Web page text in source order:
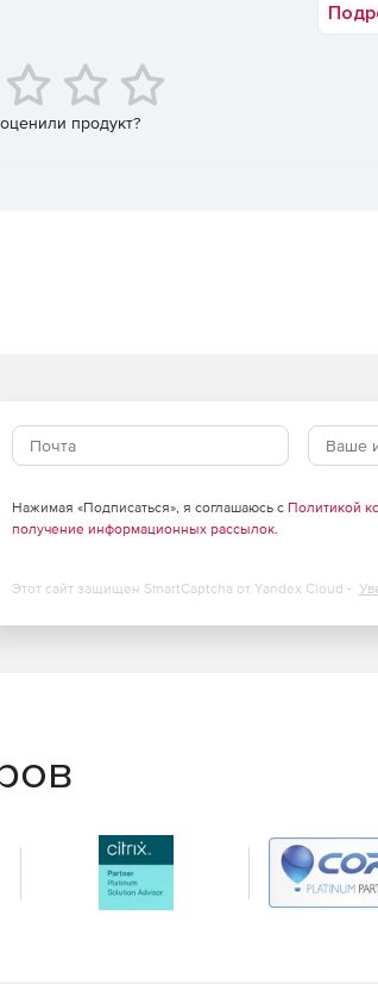
удаленную блокировку / очистку и т. д.
продукт?
Нажимая «Подписаться», я соглашаюсь с Политикой
получение информационных рассылок.
Этот сайт защищен SmartCaptcha от Yandex Cloud -